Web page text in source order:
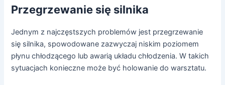
Przegrzewanie się silnika
Jednym z najczęstszych problemów jest przegrzewanie
się silnika, spowodowane zazwyczaj niskim poziomem
płynu chłodzącego lub awarią układu chłodzenia. W takich
sytuacjach konieczne może być holowanie do warsztatu.